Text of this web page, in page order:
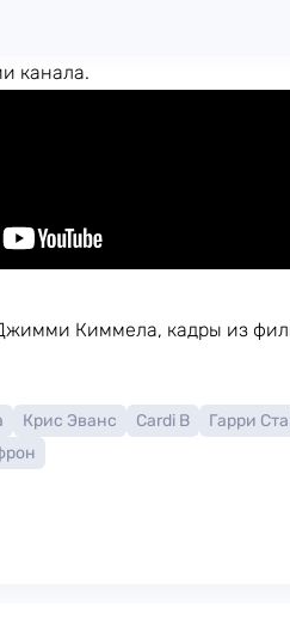
канала.
Киммела, кадры из
Крис Эванс Cardi B Гарри